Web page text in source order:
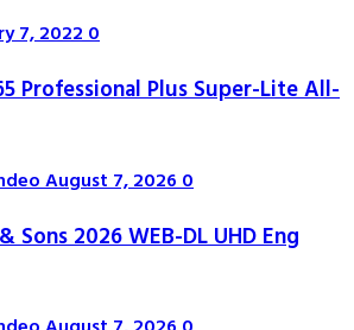
7, 20220
Professional Plus Super-Lite All-
August 7, 20260
Sons 2026 WEB-DL UHD Eng